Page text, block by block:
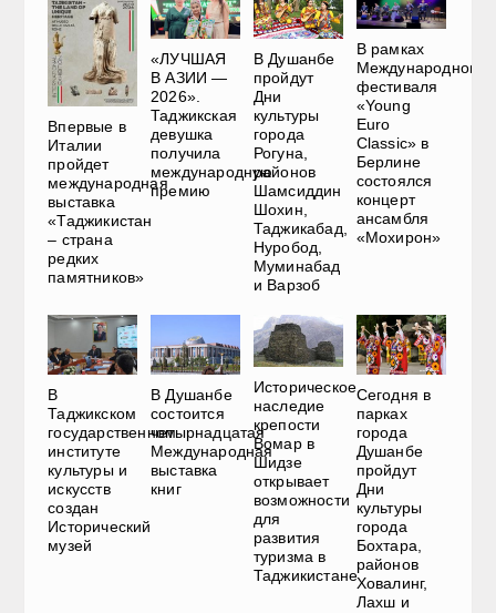
Впервые в
Италии
пройдет
международная
выставка
«Таджикистан
– страна
редких
памятников»
«ЛУЧШАЯ
В АЗИИ —
2026».
Таджикская
девушка
получила
международную
премию
В Душанбе
пройдут
Дни
культуры
города
Рогуна,
районов
Шамсиддин
Шохин,
Таджикабад,
Нуробод,
Муминабад
и Варзоб
В рамках
Международного
фестиваля
«Young
Euro
Classic» в
Берлине
состоялся
концерт
ансамбля
«Мохирон»
В
Таджикском
государственном
институте
культуры и
искусств
создан
Исторический
музей
В Душанбе
состоится
четырнадцатая
Международная
выставка
книг
Историческое
наследие
крепости
Вомар в
Шидзе
открывает
возможности
для
развития
туризма в
Таджикистане
Сегодня в
парках
города
Душанбе
пройдут
Дни
культуры
города
Бохтара,
районов
Ховалинг,
Лахш и